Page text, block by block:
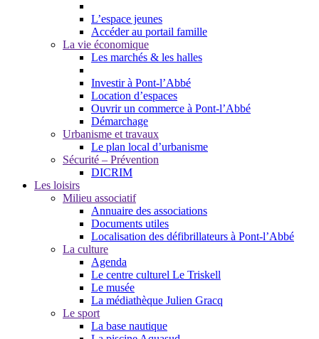
L’espace jeunes
Accéder au portail famille
La vie économique
Les marchés & les halles
Investir à Pont-l’Abbé
Location d’espaces
Ouvrir un commerce à Pont-l’Abbé
Démarchage
Urbanisme et travaux
Le plan local d’urbanisme
Sécurité – Prévention
DICRIM
Les loisirs
Milieu associatif
Annuaire des associations
Documents utiles
Localisation des défibrillateurs à Pont-l’Abbé
La culture
Agenda
Le centre culturel Le Triskell
Le musée
La médiathèque Julien Gracq
Le sport
La base nautique